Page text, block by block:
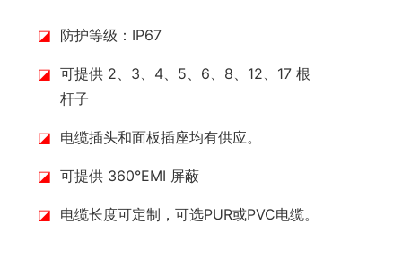
◪ 防护等级：IP67
◪ 可提供 2、3、4、5、6、8、12、17 根
杆子
◪ 电缆插头和面板插座均有供应。
◪ 可提供 360°EMI 屏蔽
◪ 电缆长度可定制，可选PUR或PVC电缆。